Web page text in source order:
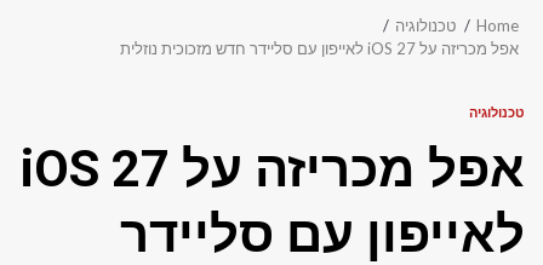
Home
טכנולוגיה
אפל מכריזה על iOS 27 לאייפון עם סליידר חדש מזכוכית נוזלית
טכנולוגיה
אפל מכריזה על iOS 27
לאייפון עם סליידר